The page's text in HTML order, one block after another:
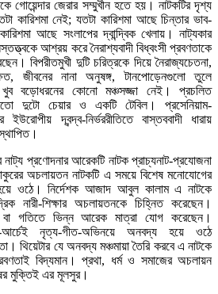
গোয়েন্দার জেরার সম্মুখীন হতে হয়। নাটকটির দৃশ্য
কারিশমা নেই; যতটা কারিশমা আছে চিন্তার ভাব-
আছে সংলাপের দ্বান্দ্বিক খেলায়। নাট্যকার
আশ্রয় করে নৈরাশ্যবাদী বিধ্বংসী প্রবণতাকে
বিপরীতমুখী দুটি চরিত্রকে দিয়ে নৈরাজ্যচেতনা,
জীবনের নানা অনুষঙ্গ, টানপোড়েনগুলো তুলে
বড়োধরনের কোনো মঞ্চসজ্জা নেই। প্রচলিত
মতো দুটো চেয়ার ও একটি টেবিল। প্রসেনিয়াম-
ইউরোপীয় দ্বন্দ্ব-নির্ভররীতিতে বাস্তববাদী ধারায়
প্রণোদনার আরেকটি নাটক প্রাচ্যনাট-প্রযোজনা
ঠাকুরের অচলায়তন নাটকটি এ সময়ে বিশেষ মনোযোগের
হয়ে ওঠে। নির্দেশক আজাদ আবুল কালাম এ নাটকে
নারী-শিক্ষার অচলায়তনকে চিহ্নিত করেছেন।
বা গতিতে ভিন্ন আরেক মাত্রা যোগ করেছেন।
আর্চেই নৃত্য-গীত-অভিনয়ে অনবদ্য হয়ে ওঠে
থিয়েটার যে অনবদ্য মঞ্চমায়া তৈরি করবে এ নাটকে
বিদ্যমান। প্রথা, ধর্ম ও সমাজের অচলায়ন
মুক্তিই এর মূলসুর।